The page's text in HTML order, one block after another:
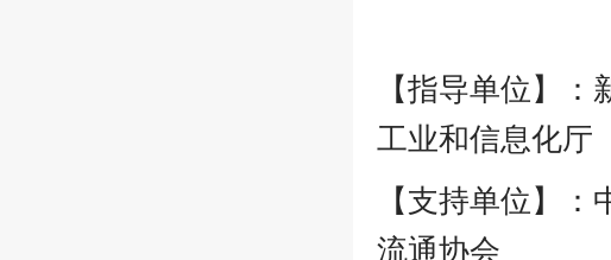
【指导单位】
工业和信息化厅
【支持单位】
流通协会